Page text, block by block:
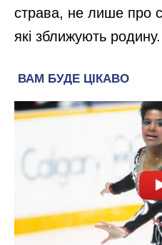
страва, не лише про
які зближують родину.